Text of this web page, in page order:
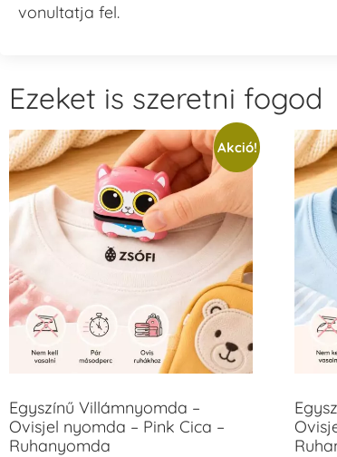
vonultatja fel.
Ezeket is szeretni fogod
Akció!
Egyszínű Villámnyomda –
Ovisjel nyomda – Pink Cica –
Ruhanyomda